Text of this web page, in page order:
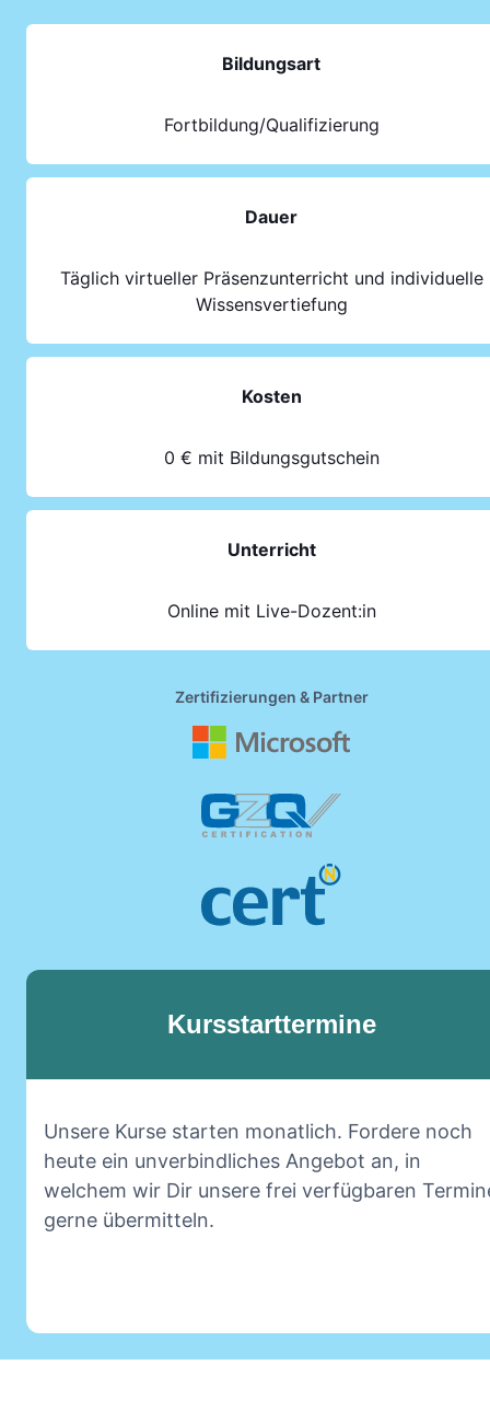
Bildungsart
Fortbildung/Qualifizierung
Dauer
Täglich virtueller Präsenzunterricht und individuelle
Wissensvertiefung
Kosten
0 € mit Bildungsgutschein
Unterricht
Online mit Live-Dozent:in
Zertifizierungen & Partner
Kursstarttermine
Unsere Kurse starten monatlich. Fordere noch
heute ein unverbindliches Angebot an, in
welchem wir Dir unsere frei verfügbaren
gerne übermitteln.